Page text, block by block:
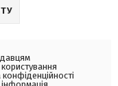
конфіденційності